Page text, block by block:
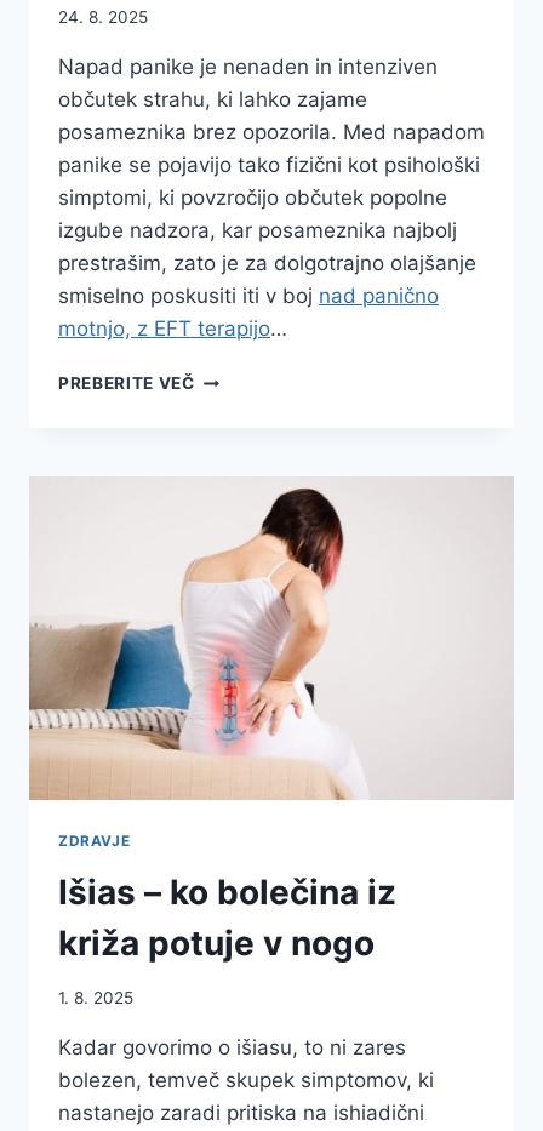
24. 8. 2025
Napad panike je nenaden in intenziven
občutek strahu, ki lahko zajame
posameznika brez opozorila. Med napadom
panike se pojavijo tako fizični kot psihološki
simptomi, ki povzročijo občutek popolne
izgube nadzora, kar posameznika najbolj
prestrašim, zato je za dolgotrajno olajšanje
smiselno poskusiti iti v boj nad panično
motnjo, z EFT terapijo…
PREBERITE VEČNAPAD
OBVLADOVATI
TRAJNO
PREMAGATI
ZDRAVJE
Išias – ko bolečina iz
križa potuje v nogo
1. 8. 2025
Kadar govorimo o išiasu, to ni zares
bolezen, temveč skupek simptomov, ki
nastanejo zaradi pritiska na ishiadični